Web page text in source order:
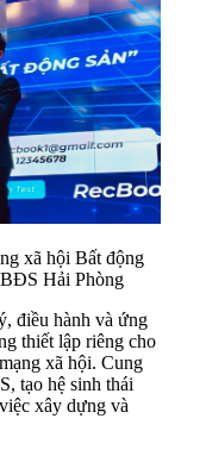
xã hội Bất động
Hải Phòng
điều hành và ứng
thiết lập riêng cho
xã hội. Cung
tạo hệ sinh thái
xây dựng và